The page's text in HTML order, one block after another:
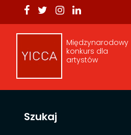
Międzynarodowy
konkurs dla
artystów
Szukaj